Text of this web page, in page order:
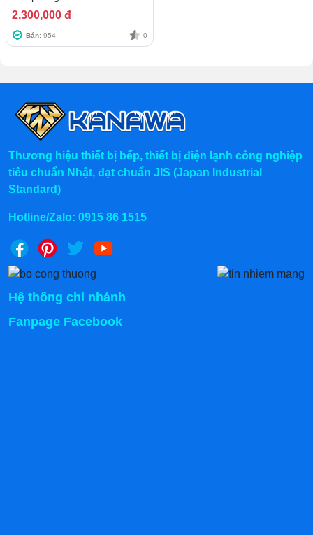
2,300,000 đ
Bán: 954 0
Thương hiệu thiết bị bếp, thiết bị điện lạnh công nghiệp
tiêu chuẩn Nhật, đạt chuẩn JIS (Japan Industrial
Standard)
Hotline/Zalo: 0915 86 1515
Hệ thống chi nhánh
Fanpage Facebook